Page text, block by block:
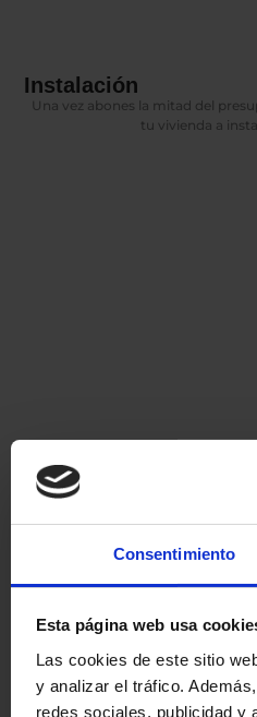
Consentimiento
Esta página web usa
Las cookies de este sitio
y analizar el tráfico.
redes sociales, publicidad y
Instalación
Una vez abones la mitad del
tu vivienda a
Certificados
Nos encargamos de certificar la